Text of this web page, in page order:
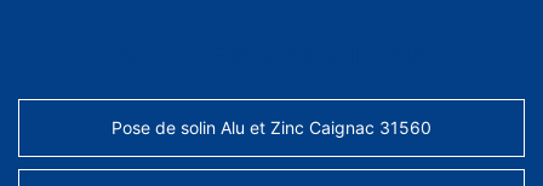
Pose de solin Alu et Zinc Caignac 31560